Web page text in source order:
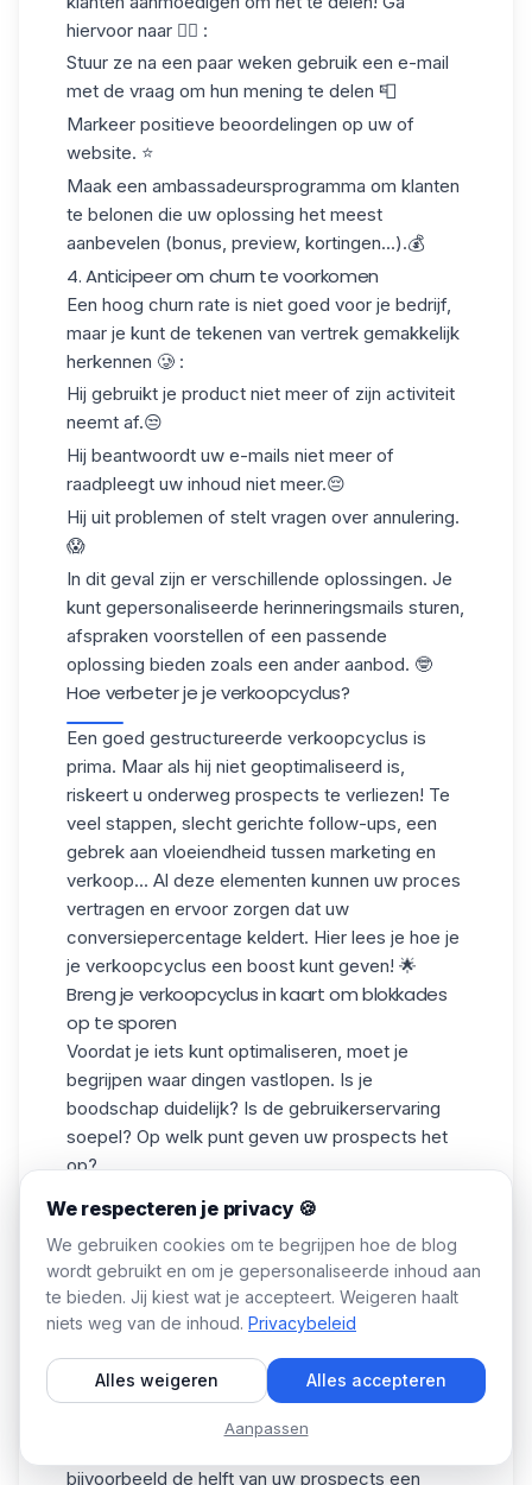
hiervoor naar 👇🏻 :
Stuur ze na een paar weken gebruik een e-mail
met de vraag om hun mening te delen 📮
Markeer positieve beoordelingen op uw of
website. ⭐️
Maak een ambassadeursprogramma om klanten
te belonen die uw oplossing het meest
aanbevelen (bonus, preview, kortingen...).💰
4. Anticipeer om churn te voorkomen
Een hoog churn rate is niet goed voor je bedrijf,
maar je kunt de tekenen van vertrek gemakkelijk
herkennen 🥲 :
Hij gebruikt je product niet meer of zijn activiteit
neemt af.😒
Hij beantwoordt uw e-mails niet meer of
raadpleegt uw inhoud niet meer.😔
Hij uit problemen of stelt vragen over annulering.
😱
In dit geval zijn er verschillende oplossingen. Je
kunt gepersonaliseerde herinneringsmails sturen,
afspraken voorstellen of een passende
oplossing bieden zoals een ander aanbod. 🤓
Hoe verbeter je je verkoopcyclus?
Een goed gestructureerde verkoopcyclus is
prima. Maar als hij niet geoptimaliseerd is,
riskeert u onderweg prospects te verliezen! Te
veel stappen, slecht gerichte follow-ups, een
gebrek aan vloeiendheid tussen marketing en
verkoop... Al deze elementen kunnen uw proces
vertragen en ervoor zorgen dat uw
conversiepercentage keldert. Hier lees je hoe je
je verkoopcyclus een boost kunt geven! 🌟
Breng je verkoopcyclus in kaart om blokkades
op te sporen
Voordat je iets kunt optimaliseren, moet je
begrijpen waar dingen vastlopen. Is je
boodschap duidelijk? Is de gebruikerservaring
soepel? Op welk punt geven uw prospects het
op?
verkoopcyclus stap voor stapvisualiseren en
frictiepunten aanwijzen. Het kan een te lang
formulier zijn, een slecht geoptimaliseerde
pagina, een gebrek aan follow-up... Kortom,
kleine details die het verschil maken! 😌
Een geweldig hulpmiddel hiervoor? Heatmaps
zoalsHotjar. Deze tools laten je zien waar
bezoekers klikken, waar ze aarzelen en, nog
bijvoorbeeld de helft van uw prospects een
We respecteren je privacy 🍪
We gebruiken cookies om te begrijpen hoe de blog
wordt gebruikt en om je gepersonaliseerde inhoud aan
te bieden. Jij kiest wat je accepteert. Weigeren haalt
niets weg van de inhoud. Privacybeleid
Alles weigeren Alles accepteren
Aanpassen